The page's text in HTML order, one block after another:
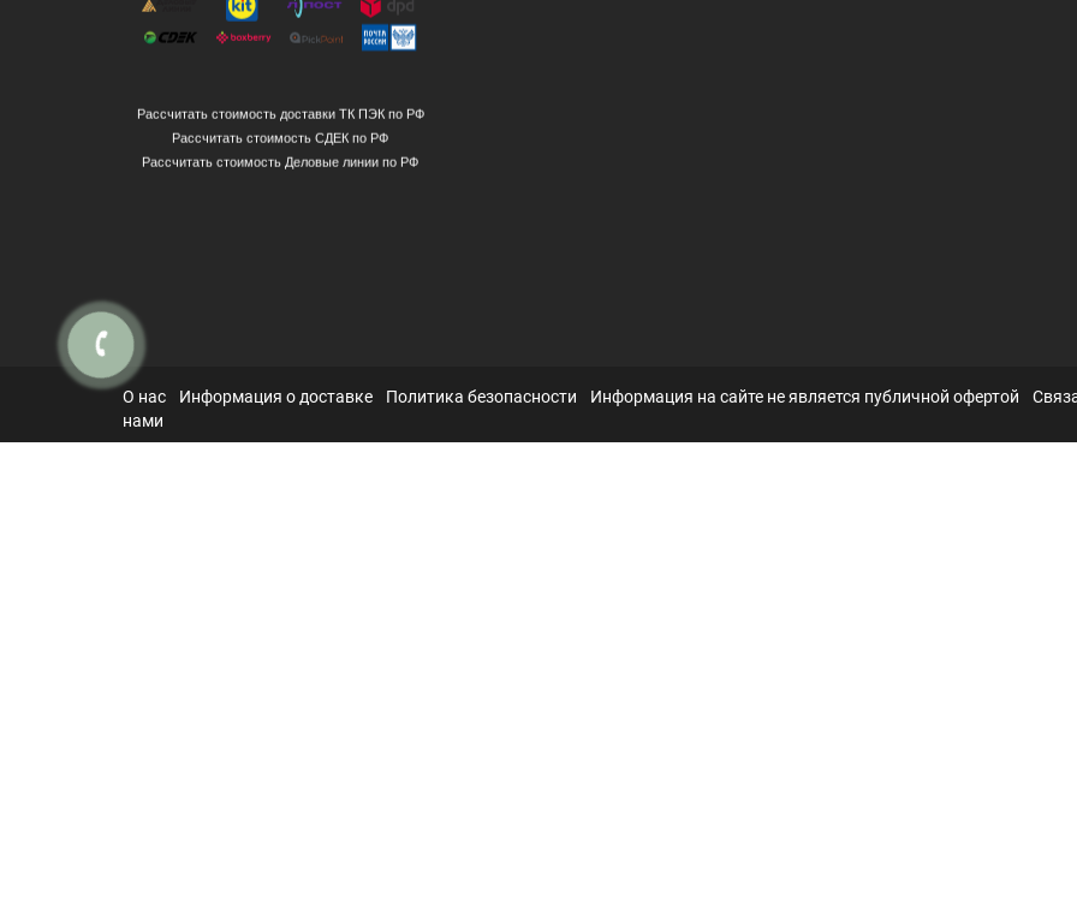
Рассчитать стоимость доставки ТК ПЭК по РФ
Рассчитать стоимость СДЕК по РФ
Рассчитать стоимость Деловые линии по РФ
О нас Информация о доставке Политика безопасности Информация на сайте не является публичной офертой
нами